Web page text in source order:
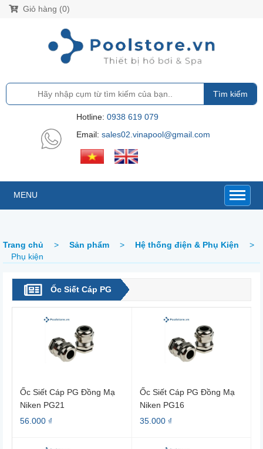
Giỏ hàng (0)
Tìm kiếm
Hotline: 0938 619 079
Email: sales02.vinapool@gmail.com
MENU
Trang chủ > Sản phẩm > Hệ thống điện & Phụ Kiện
>
Phụ kiện
Ốc Siết Cáp PG
Ốc Siết Cáp PG Đồng Mạ
Niken PG21
56.000 ₫
Ốc Siết Cáp PG Đồng Mạ
Niken PG16
35.000 ₫